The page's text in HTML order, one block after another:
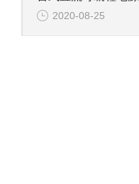
2020-08-25